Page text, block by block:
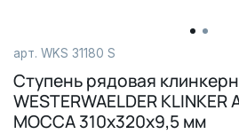
арт. WKS 31180 S
Ступень рядовая
WESTERWAELDER KLINKER
MOCCA 310х320х9,5 мм